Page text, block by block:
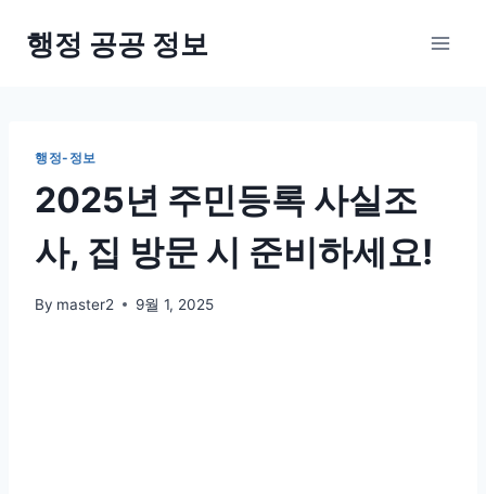
행정 공공 정보
행정-정보
2025년 주민등록 사실조
사, 집 방문 시 준비하세요!
By master2 9월 1, 2025